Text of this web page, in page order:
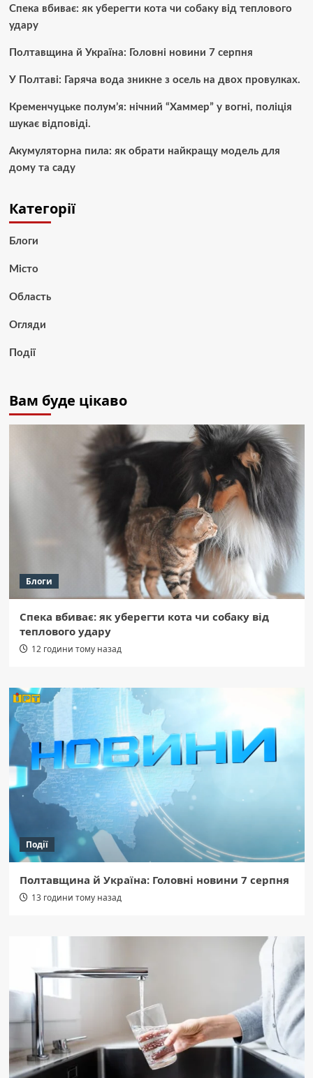
Спека вбиває: як уберегти кота чи собаку від теплового
удару
Полтавщина й Україна: Головні новини 7 серпня
У Полтаві: Гаряча вода зникне з осель на двох провулках.
Кременчуцьке полум’я: нічний “Хаммер” у вогні, поліція
шукає відповіді.
Акумуляторна пила: як обрати найкращу модель для
дому та саду
Категорії
Блоги
Місто
Область
Огляди
Події
Вам буде цікаво
Блоги
Спека вбиває: як уберегти кота чи собаку від
теплового удару
12 години тому назад
Події
Полтавщина й Україна: Головні новини 7 серпня
13 години тому назад